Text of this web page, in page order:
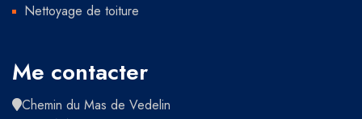
Nettoyage de toiture
Me contacter
Chemin du Mas de Vedelin